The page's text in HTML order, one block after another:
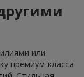
или
премиум-класса